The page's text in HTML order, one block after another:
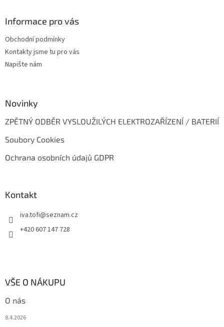
Informace pro vás
Obchodní podmínky
Kontakty jsme tu pro vás
Napište nám
Novinky
ZPĚTNÝ ODBĚR VYSLOUŽILÝCH ELEKTROZAŘÍZENÍ / BATERIÍ
Soubory Cookies
Ochrana osobních údajů GDPR
Kontakt
iva.tofi@seznam.cz
+420 607 147 728
VŠE O NÁKUPU
O nás
8.4.2026